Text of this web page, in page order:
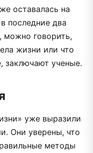
оставалась на
последние два
можно говорить,
жизни или что
заключают ученые.
уже выразили
Они уверены, что
методы